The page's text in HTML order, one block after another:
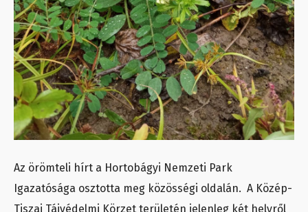
Az örömteli hírt a Hortobágyi Nemzeti Park
Igazatósága osztotta meg közösségi oldalán. A Közép-
Tiszai Tájvédelmi Körzet területén jelenleg két helyről